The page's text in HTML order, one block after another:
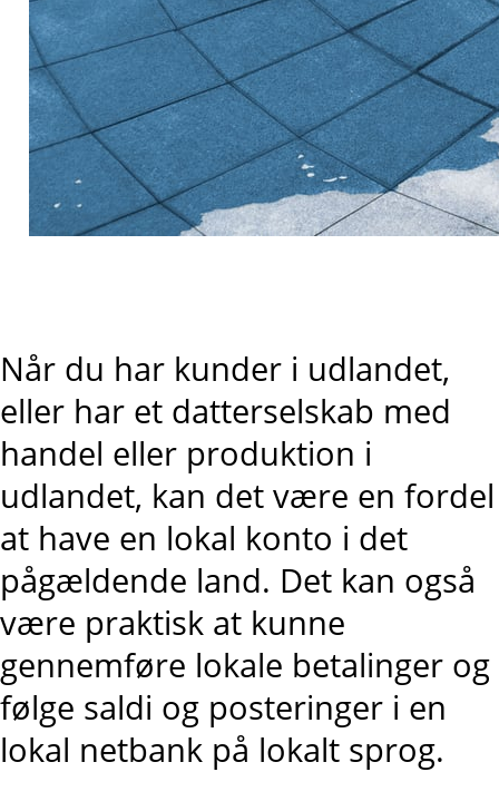
Når du har kunder i udlandet,
eller har et datterselskab med
handel eller produktion i
udlandet, kan det være en fordel
at have en lokal konto i det
pågældende land. Det kan også
være praktisk at kunne
gennemføre lokale betalinger og
følge saldi og posteringer i en
lokal netbank på lokalt sprog.